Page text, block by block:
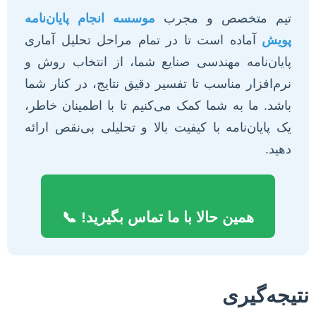
تیم متخصص و مجرب موسسه انجام پایان‌نامه
پویش آماده است تا در تمام مراحل تحلیل آماری
پایان‌نامه مهندسی صنایع شما، از انتخاب روش و
نرم‌افزار مناسب تا تفسیر دقیق نتایج، در کنار شما
باشد. ما به شما کمک می‌کنیم تا با اطمینان خاطر،
یک پایان‌نامه با کیفیت بالا و تحلیلی بی‌نقص ارائه
دهید.
همین حالا با ما تماس بگیرید! 📞
نتیجه‌گیری